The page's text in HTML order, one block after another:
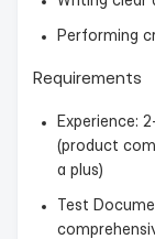
Performing
Requirements
Experience:
(product
a plus)
Test